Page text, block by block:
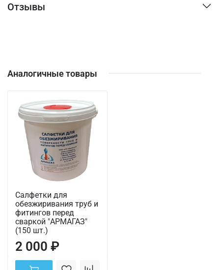
Отзывы
Аналогичные товары
Салфетки для
обезжиривания труб и
фитингов перед
сваркой "АРМАГАЗ"
(150 шт.)
2 000 ₽